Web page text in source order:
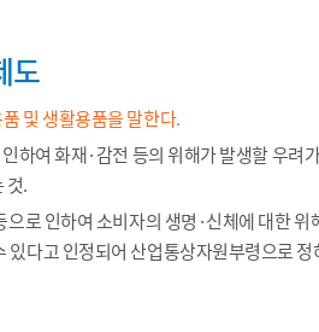
도
및 생활용품을 말한다.
하여 화재·감전 등의 위해가 발생할 우
것.
로 인하여 소비자의 생명·신체에 대한
다고 인정되어 산업통상자원부령으로 정